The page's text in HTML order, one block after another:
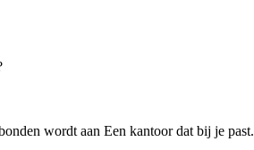
wordt aan Een kantoor dat bij je past.